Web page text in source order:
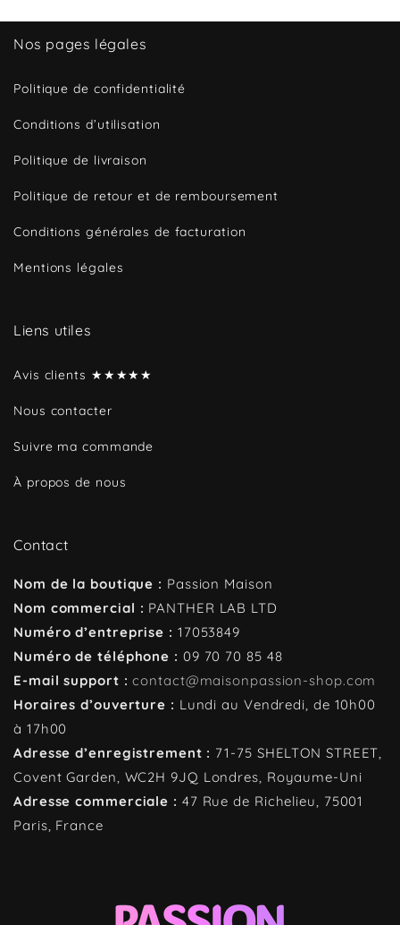
Nos pages légales
Politique de confidentialité
Conditions d’utilisation
Politique de livraison
Politique de retour et de remboursement
Conditions générales de facturation
Mentions légales
Liens utiles
Avis clients ★★★★★
Nous contacter
Suivre ma commande
À propos de nous
Contact
Nom de la boutique : Passion Maison
Nom commercial : PANTHER LAB LTD
Numéro d’entreprise : 17053849
Numéro de téléphone : 09 70 70 85 48
E-mail support :contact@maisonpassion-shop.com
Horaires d’ouverture : Lundi au Vendredi, de 10h00
à 17h00
Adresse d’enregistrement : 71-75 SHELTON STREET,
Covent Garden, WC2H 9JQ Londres, Royaume-Uni
Adresse commerciale : 47 Rue de Richelieu, 75001
Paris, France